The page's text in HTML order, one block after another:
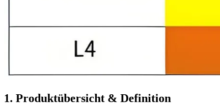
1. Produktübersicht & Definition